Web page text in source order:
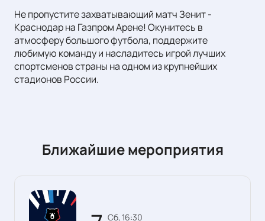
Не пропустите захватывающий матч Зенит -
Краснодар на Газпром Арене! Окунитесь в
атмосферу большого футбола, поддержите
любимую команду и насладитесь игрой лучших
спортсменов страны на одном из крупнейших
стадионов России.
Ближайшие мероприятия
сб, 16:30